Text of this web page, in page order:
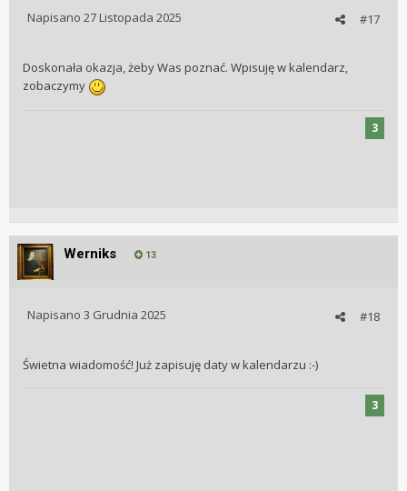
#17
Napisano 27 Listopada 2025
Doskonała okazja, żeby Was poznać. Wpisuję w kalendarz,
zobaczymy
3
Werniks 13
#18
Napisano 3 Grudnia 2025
Świetna wiadomość! Już zapisuję daty w kalendarzu :-)
3